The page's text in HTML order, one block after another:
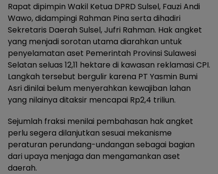
Rapat dipimpin Wakil Ketua DPRD Sulsel, Fauzi Andi
Wawo, didampingi Rahman Pina serta dihadiri
Sekretaris Daerah Sulsel, Jufri Rahman. Hak angket
yang menjadi sorotan utama diarahkan untuk
penyelamatan aset Pemerintah Provinsi Sulawesi
Selatan seluas 12,11 hektare di kawasan reklamasi CPI.
Langkah tersebut bergulir karena PT Yasmin Bumi
Asri dinilai belum menyerahkan kewajiban lahan
yang nilainya ditaksir mencapai Rp2,4 triliun.
Sejumlah fraksi menilai pembahasan hak angket
perlu segera dilanjutkan sesuai mekanisme
peraturan perundang-undangan sebagai bagian
dari upaya menjaga dan mengamankan aset
daerah.